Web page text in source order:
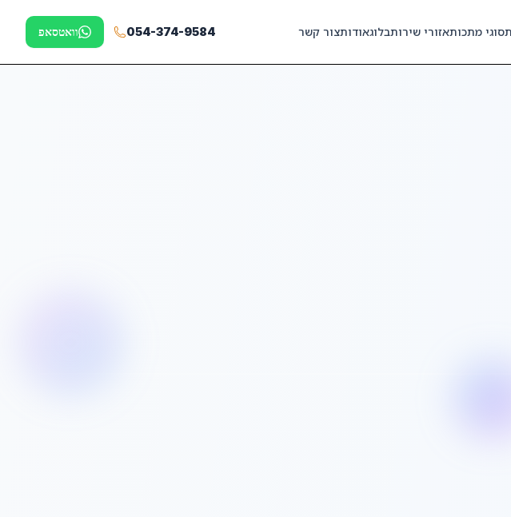
סוגי מתכותאזורי שירותבלוגאודותצור קשר 054-374-9584 וואטסאפ